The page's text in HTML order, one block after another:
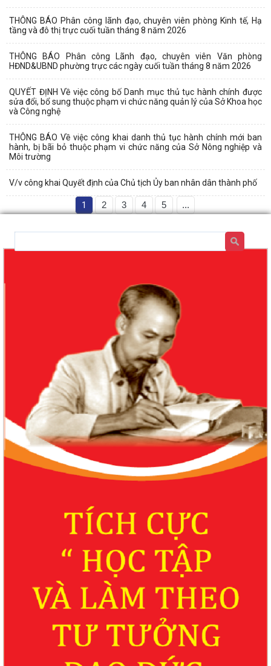
THÔNG BÁO Phân công lãnh đạo, chuyên viên phòng Kinh tế, Hạ
tầng và đô thị trực cuối tuần tháng 8 năm 2026
THÔNG BÁO Phân công Lãnh đạo, chuyên viên Văn phòng
HĐND&UBND phường trực các ngày cuối tuần tháng 8 năm 2026
QUYẾT ĐỊNH Về việc công bố Danh mục thủ tục hành chính được
sửa đổi, bổ sung thuộc phạm vi chức năng quản lý của Sở Khoa học
và Công nghệ
THÔNG BÁO Về việc công khai danh thủ tục hành chính mới ban
hành, bị bãi bỏ thuộc phạm vi chức năng của Sở Nông nghiệp và
Môi trường
V/v công khai Quyết định của Chủ tịch Ủy ban nhân dân thành phố
1 2 3 4 5 ...